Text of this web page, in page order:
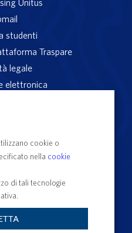
Unitus
studenti
Traspare
legale
elettronica
reclami
Poli
PEC
di Ateneo
cookie o
nella cookie
di tali tecnologie